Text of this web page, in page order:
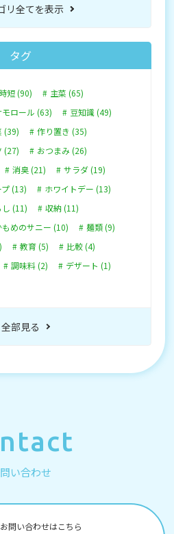
リ全てを表示
タグ
短 (90)
主菜 (65)
モロール (63)
豆知識 (49)
(39)
作り置き (35)
(27)
おつまみ (26)
消臭 (21)
サラダ (19)
(13)
ホワイトデー (13)
(11)
収納 (11)
もめのサニー (10)
麺類 (9)
教育 (5)
比較 (4)
調味料 (2)
デザート (1)
全部見る
い合わせ
問い合わせはこちら